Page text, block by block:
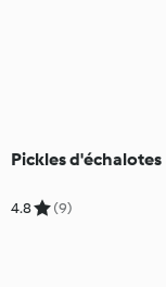
Pickles d'échalotes
4.8 (9)